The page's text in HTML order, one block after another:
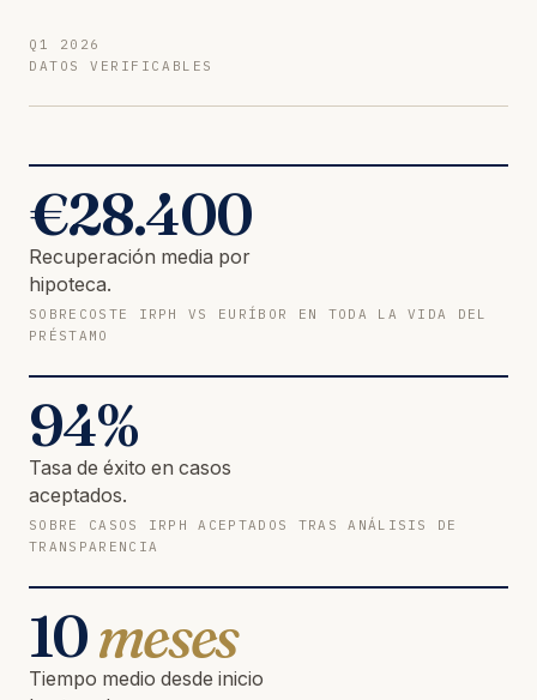
Q1 2026
DATOS VERIFICABLES
€28.400
Recuperación media por
hipoteca.
SOBRECOSTE IRPH VS EURÍBOR EN TODA LA VIDA DEL
PRÉSTAMO
94%
Tasa de éxito en casos
aceptados.
SOBRE CASOS IRPH ACEPTADOS TRAS ANÁLISIS DE
TRANSPARENCIA
10meses
Tiempo medio desde inicio